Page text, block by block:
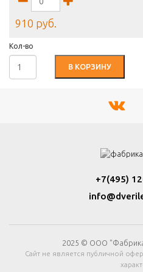
910 руб.
Кол-во
В КОРЗИНУ
+7(495)
2025 © ООО
Сайт не является публичной